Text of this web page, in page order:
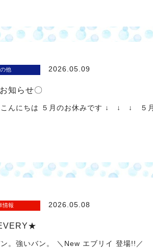
他 2026.05.09
知らせ〇
んにちは ５月のお休みです ↓ ↓ ↓ ５月
情報 2026.05.08
。強いバン。 ＼New エブリイ 登場!!／